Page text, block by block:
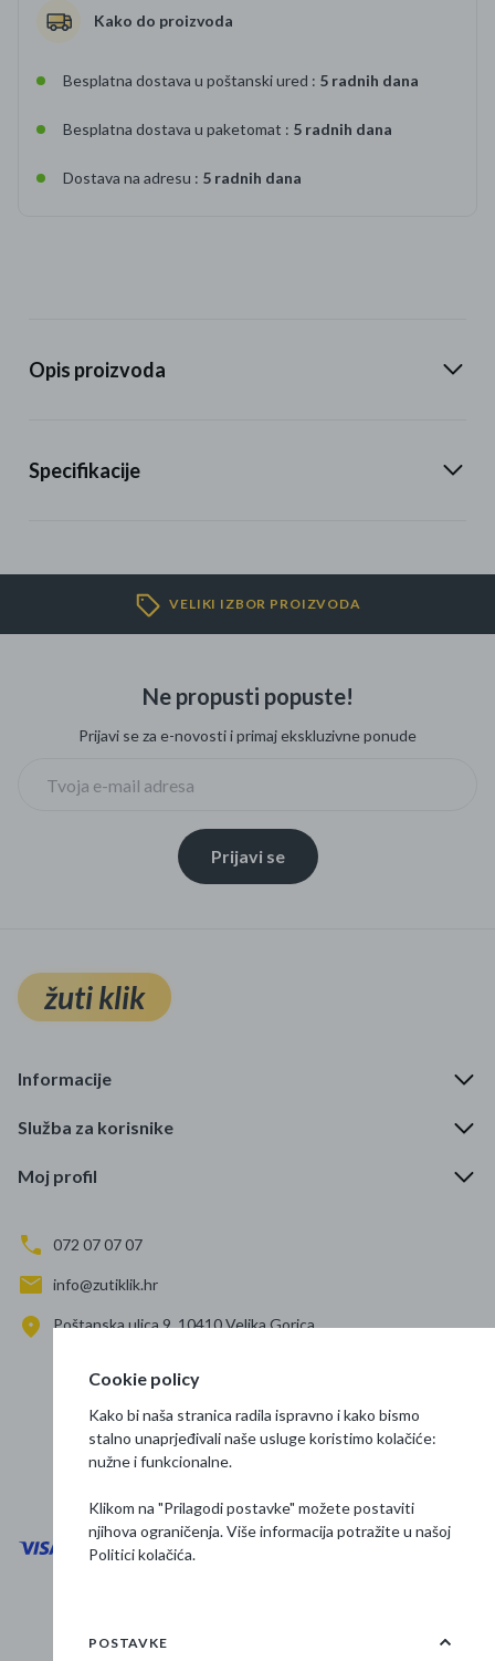
Kako do proizvoda
Besplatna dostava u poštanski ured : 5 radnih dana
Besplatna dostava u paketomat : 5 radnih dana
Dostava na adresu : 5 radnih dana
Opis proizvoda
Specifikacije
VELIKI IZBOR PROIZVODA
Ne propusti popuste!
Prijavi se za e-novosti i primaj ekskluzivne ponude
Prijavi se
žuti klik
Informacije
Služba za korisnike
Moj profil
072 07 07 07
info@zutiklik.hr
Poštanska ulica 9, 10410 Velika Gorica
Prati nas
Osnovne informacije
Cookie policy
Kako bi naša stranica radila ispravno i kako bismo
stalno unaprjeđivali naše usluge koristimo kolačiće:
nužne i funkcionalne.
Klikom na "Prilagodi postavke" možete postaviti
njihova ograničenja. Više informacija potražite u našoj
Politici kolačića.
POSTAVKE